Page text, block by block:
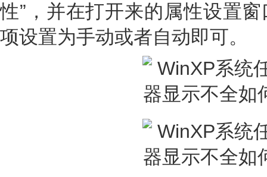
性”，并在打开来的属性设置
项设置为手动或者自动即可。